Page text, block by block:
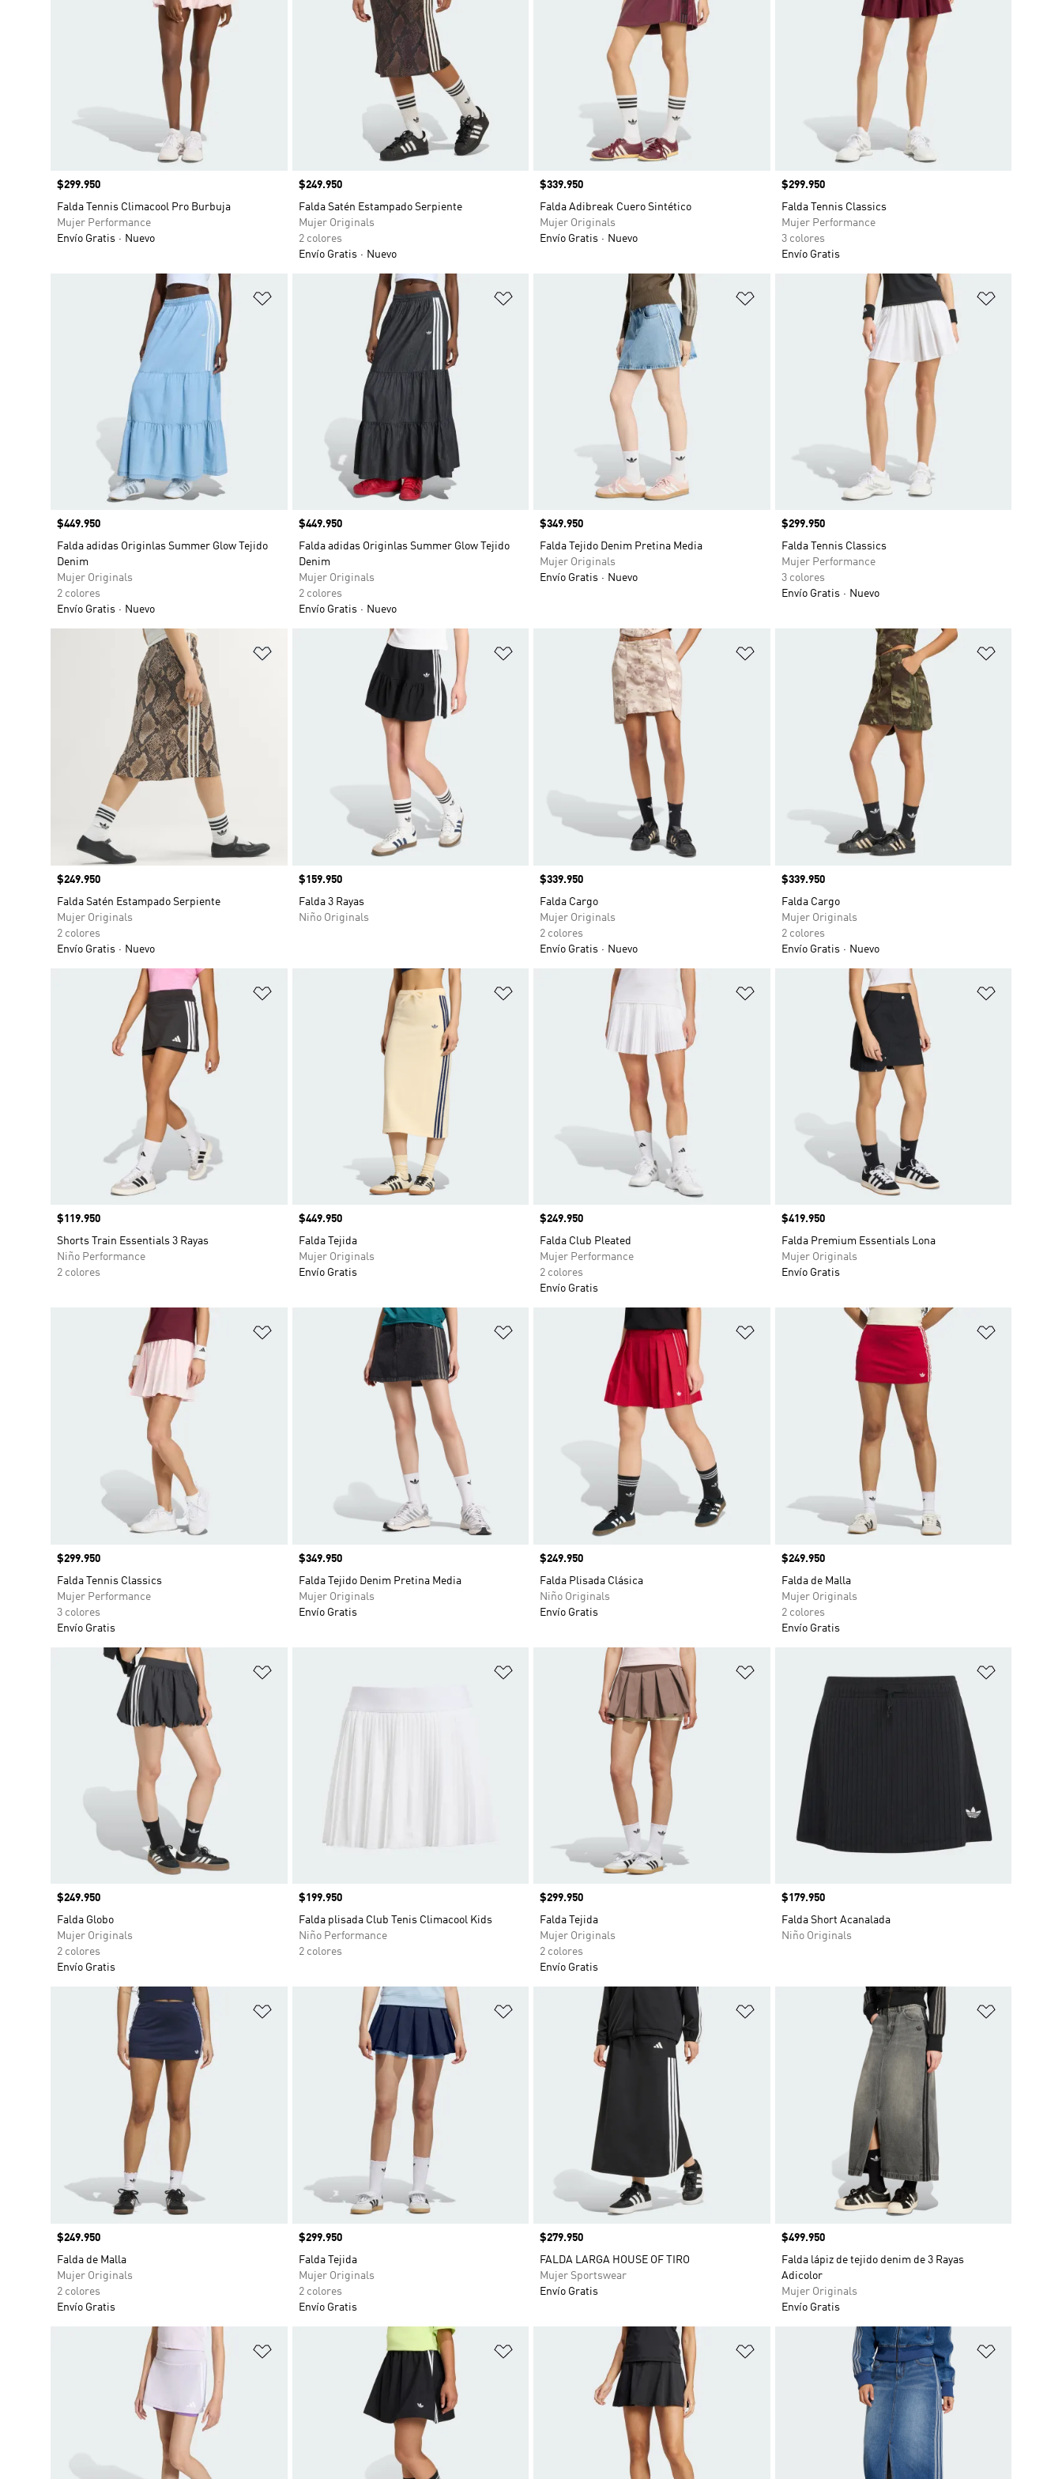
Precio
$299.950
Falda Tennis Climacool Pro Burbuja
Mujer Performance
Envío Gratis
Nuevo
Precio
$249.950
Falda Satén Estampado Serpiente
Mujer Originals
2 colores
Envío Gratis
Nuevo
Precio
$339.950
Falda Adibreak Cuero Sintético
Mujer Originals
Envío Gratis
Nuevo
Precio
$299.950
Falda Tennis Classics
Mujer Performance
3 colores
Envío Gratis
Añadir a la lista de deseos
Precio
$449.950
Falda adidas Originlas Summer Glow Tejido
Denim
Mujer Originals
2 colores
Envío Gratis
Nuevo
Añadir a la lista de deseos
Precio
$449.950
Falda adidas Originlas Summer Glow Tejido
Denim
Mujer Originals
2 colores
Envío Gratis
Nuevo
Añadir a la lista de deseos
Precio
$349.950
Falda Tejido Denim Pretina Media
Mujer Originals
Envío Gratis
Nuevo
Precio
$299.950
Falda Tennis Classics
Mujer Performance
3 colores
Envío Gratis
Nuevo
Añadir a la lista de deseos
Precio
$249.950
Falda Satén Estampado Serpiente
Mujer Originals
2 colores
Envío Gratis
Nuevo
Añadir a la lista de deseos
Precio
$159.950
Falda 3 Rayas
Niño Originals
Añadir a la lista de deseos
Precio
$339.950
Falda Cargo
Mujer Originals
2 colores
Envío Gratis
Nuevo
Precio
$339.950
Falda Cargo
Mujer Originals
2 colores
Envío Gratis
Nuevo
Añadir a la lista de deseos
Precio
$119.950
Shorts Train Essentials 3 Rayas
Niño Performance
2 colores
Añadir a la lista de deseos
Precio
$449.950
Falda Tejida
Mujer Originals
Envío Gratis
Añadir a la lista de deseos
Precio
$249.950
Falda Club Pleated
Mujer Performance
2 colores
Envío Gratis
Precio
$419.950
Falda Premium Essentials Lona
Mujer Originals
Envío Gratis
Añadir a la lista de deseos
Precio
$299.950
Falda Tennis Classics
Mujer Performance
3 colores
Envío Gratis
Añadir a la lista de deseos
Precio
$349.950
Falda Tejido Denim Pretina Media
Mujer Originals
Envío Gratis
Añadir a la lista de deseos
Precio
$249.950
Falda Plisada Clásica
Niño Originals
Envío Gratis
Precio
$249.950
Falda de Malla
Mujer Originals
2 colores
Envío Gratis
Precio
$249.950
Falda Globo
Mujer Originals
2 colores
Envío Gratis
Añadir a la lista de deseos
Precio
$199.950
Falda plisada Club Tenis Climacool Kids
Niño Performance
2 colores
Precio
$299.950
Falda Tejida
Mujer Originals
2 colores
Envío Gratis
Precio
$179.950
Falda Short Acanalada
Niño Originals
Añadir a la lista de deseos
Precio
$249.950
Falda de Malla
Mujer Originals
2 colores
Envío Gratis
Añadir a la lista de deseos
Precio
$299.950
Falda Tejida
Mujer Originals
2 colores
Envío Gratis
Añadir a la lista de deseos
Precio
$279.950
FALDA LARGA HOUSE OF TIRO
Mujer Sportswear
Envío Gratis
Precio
$499.950
Falda lápiz de tejido denim de 3 Rayas
Adicolor
Mujer Originals
Envío Gratis
Añadir a la lista de deseos Añadir a la lista de deseos Añadir a la lista de deseos